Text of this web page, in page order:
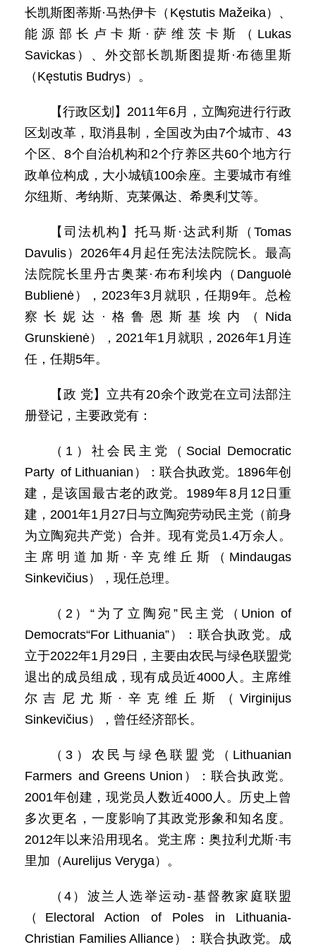
长凯斯图蒂斯·马热伊卡（Kęstutis Mažeika）、
能源部长卢卡斯·萨维茨卡斯（Lukas
Savickas）、外交部长凯斯图提斯·布德里斯
（Kęstutis Budrys）。
【行政区划】2011年6月，立陶宛进行行政
区划改革，取消县制，全国改为由7个城市、43
个区、8个自治机构和2个疗养区共60个地方行
政单位构成，大小城镇100余座。主要城市有维
尔纽斯、考纳斯、克莱佩达、希奥利艾等。
【司法机构】托马斯·达武利斯（Tomas
Davulis）2026年4月起任宪法法院院长。最高
法院院长里丹古奥莱·布布利埃内（Danguolė
Bublienė），2023年3月就职，任期9年。总检
察长妮达·格鲁恩斯基埃内（Nida
Grunskienė），2021年1月就职，2026年1月连
任，任期5年。
【政 党】立共有20余个政党在立司法部注
册登记，主要政党有：
（1）社会民主党（Social Democratic
Party of Lithuanian）：联合执政党。1896年创
建，是该国最古老的政党。1989年8月12日重
建，2001年1月27日与立陶宛劳动民主党（前身
为立陶宛共产党）合并。现有党员1.4万余人。
主席明道加斯·辛克维丘斯（Mindaugas
Sinkevičius），现任总理。
（2）“为了立陶宛”民主党（Union of
Democrats“For Lithuania”）：联合执政党。成
立于2022年1月29日，主要由农民与绿色联盟党
退出的成员组成，现有成员近4000人。主席维
尔吉尼尤斯·辛克维丘斯（Virginijus
Sinkevičius），曾任经济部长。
（3）农民与绿色联盟党（Lithuanian
Farmers and Greens Union）：联合执政党。
2001年创建，现党员人数近4000人。历史上曾
多次更名，一度影响了其政党形象和知名度。
2012年以来沿用现名。党主席：奥拉利尤斯·韦
里加（Aurelijus Veryga）。
（4）波兰人选举运动-基督教家庭联盟
（Electoral Action of Poles in Lithuania-
Christian Families Alliance）：联合执政党。成